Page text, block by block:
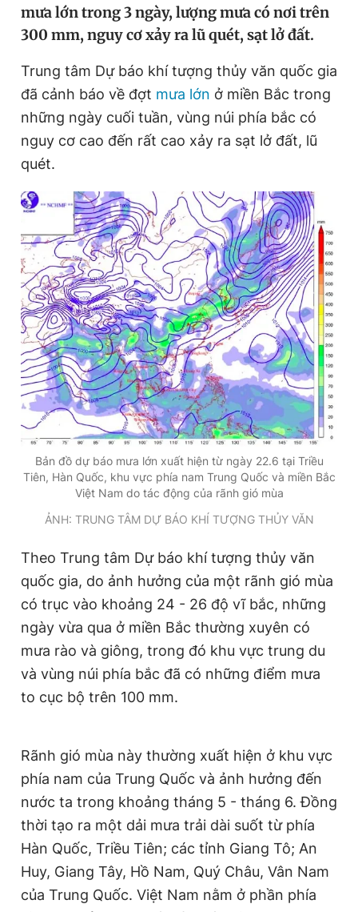
Sản phẩm khác
Tiện ích Bạn cần biết
Thông tin tòa soạn Liên hệ quảng cáo
Đọc Thanh Niên trên điện thoại
Theo dõi báo trên
Hotline
0906 645 777
Liên hệ quảng cáo
0908 780 404
Đặt báo Quảng cáo RSS Tòa soạn Chính sách bảo
Tổng biên tập: Nguyễn Ngọc Toàn
Phó tổng biên tập thường trực: Hải Thành
Phó tổng biên tập: Trần Việt Hưng
Giấy phép xuất bản số 110/GP - BTTTT cấp ngày 24.3.2020
© 2003-2026 Bản quyền thuộc về Báo Thanh Niên. Cấm sao
chép dưới mọi hình thức nếu không có sự chấp thuận bằng văn
bản. Phát triển bởi ePi Technologies, JSC.
mưa lớn trong 3 ngày, lượng mưa có nơi trên
300 mm, nguy cơ xảy ra lũ quét, sạt lở đất.
Trung tâm Dự báo khí tượng thủy văn quốc gia
đã cảnh báo về đợt mưa lớn ở miền Bắc trong
những ngày cuối tuần, vùng núi phía bắc có
nguy cơ cao đến rất cao xảy ra sạt lở đất, lũ
quét.
Bản đồ dự báo mưa lớn xuất hiện từ ngày 22.6 tại Triều
Tiên, Hàn Quốc, khu vực phía nam Trung Quốc và miền Bắc
Việt Nam do tác động của rãnh gió mùa
ẢNH: TRUNG TÂM DỰ BÁO KHÍ TƯỢNG THỦY VĂN
Theo Trung tâm Dự báo khí tượng thủy văn
quốc gia, do ảnh hưởng của một rãnh gió mùa
có trục vào khoảng 24 - 26 độ vĩ bắc, những
ngày vừa qua ở miền Bắc thường xuyên có
mưa rào và giông, trong đó khu vực trung du
và vùng núi phía bắc đã có những điểm mưa
to cục bộ trên 100 mm.
Rãnh gió mùa này thường xuất hiện ở khu vực
phía nam của Trung Quốc và ảnh hưởng đến
nước ta trong khoảng tháng 5 - tháng 6. Đồng
thời tạo ra một dải mưa trải dài suốt từ phía
Hàn Quốc, Triều Tiên; các tỉnh Giang Tô; An
Huy, Giang Tây, Hồ Nam, Quý Châu, Vân Nam
của Trung Quốc. Việt Nam nằm ở phần phía